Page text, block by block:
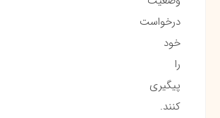
درخواست
خود
را
پیگیری
کنند.